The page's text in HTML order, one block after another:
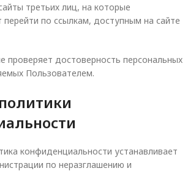
третьих лиц, на которые
по ссылкам, доступным на сайте
проверяет достоверность персональных
Пользователем.
конфиденциальности устанавливает
по неразглашению и